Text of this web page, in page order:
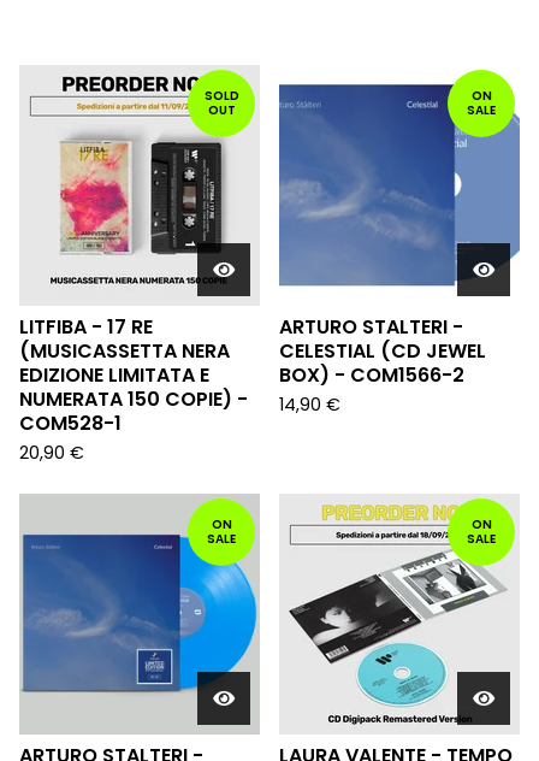
PRODOTTI
IN
PRIMO
PIANO
SOLD
OUT
LITFIBA - 17 RE
(MUSICASSETTA NERA
EDIZIONE LIMITATA E
NUMERATA 150 COPIE) -
COM528-1
20,90 €
ON
SALE
ARTURO STALTERI -
CELESTIAL (CD JEWEL
BOX) - COM1566-2
14,90 €
ON
SALE
ARTURO STALTERI -
ON
SALE
LAURA VALENTE - TEMPO